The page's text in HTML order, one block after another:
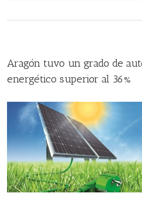
Aragón tuvo un grado de
energético superior al 36%